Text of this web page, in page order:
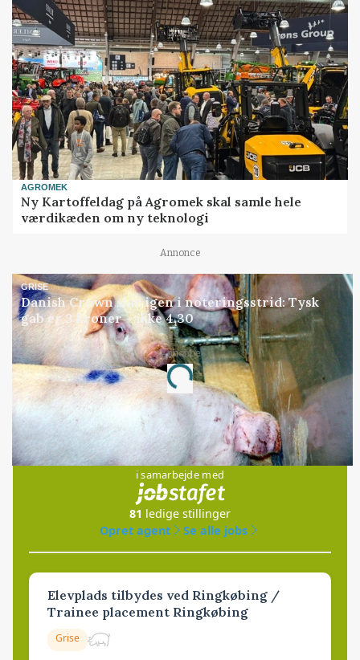
AGROMEK
Ny Kartoffeldag på Agromek skal samle hele
værdikæden om ny teknologi
Annonce
GRISE
Danish Crown slår igen i noteringsstrid: Tysk
gab er 3 kroner – ikke 4,30
Annonce
Loading...
Jobs
i samarbejde med
81 ledige stillinger
Opret agent
Se alle jobs
Elevplads tilbydes ved Ringkøbing /
Trainee placement Ringkøbing
Grise